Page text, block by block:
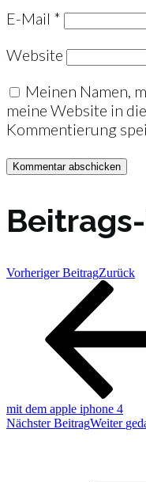
E-Mail *
Website
Meinen Namen,
meine Website in
Kommentierung
Vorheriger BeitragZurück
mit dem apple iphone 4
Nächster BeitragWeiter